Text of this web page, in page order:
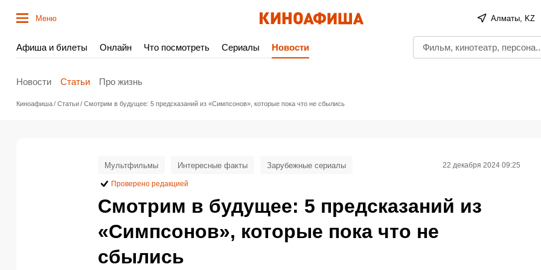
Меню Алматы, KZ
Афиша и билеты Онлайн Что посмотреть Сериалы Новости
Новости Статьи Про жизнь
Киноафиша Статьи Смотрим в будущее: 5 предсказаний из «Симпсонов», которые пока что не сбылись
Смотрим в будущее: 5 предсказаний из
«Симпсонов», которые пока что не
сбылись
Мультфильмы Интересные факты Зарубежные сериалы 22 декабря 2024 09:25
Проверено редакцией